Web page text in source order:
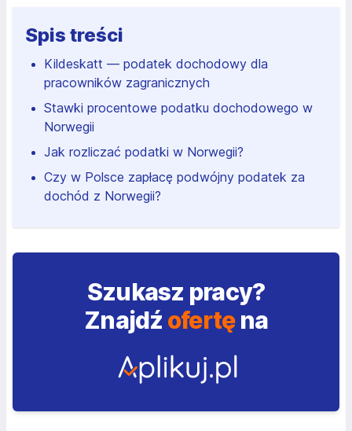
Spis treści
Kildeskatt — podatek dochodowy dla
pracowników zagranicznych
Stawki procentowe podatku dochodowego w
Norwegii
Jak rozliczać podatki w Norwegii?
Czy w Polsce zapłacę podwójny podatek za
dochód z Norwegii?
Szukasz pracy?
Znajdź ofertęna